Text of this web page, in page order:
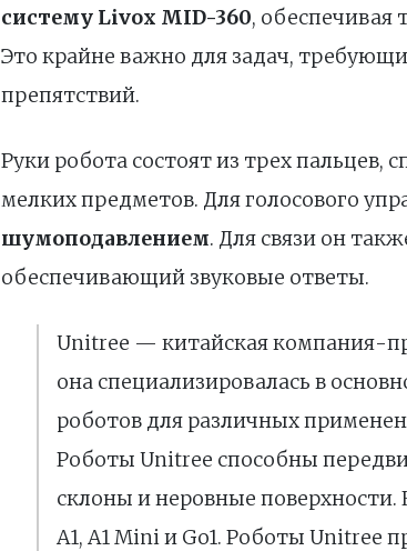
систему Livox MID-360,
Это крайне важно для задач,
препятствий.
Руки робота состоят из трех
мелких предметов. Для голосового
шумоподавлением. Для связи он
обеспечивающий звуковые ответы.
Unitree — китайская компания-
она специализировалась в
роботов для различных
Роботы Unitree способны
склоны и неровные поверхности.
A1, A1 Mini и Go1. Роботы Unitree